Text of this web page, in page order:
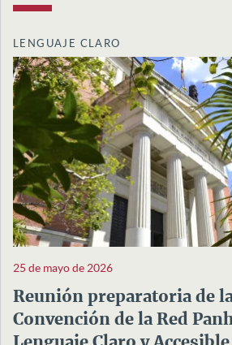
LENGUAJE CLARO
25 de mayo de 2026
Reunión preparatoria de
Convención de la Red